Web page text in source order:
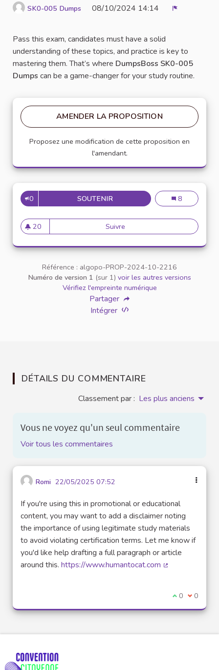
SK0-005 Dumps 08/10/2024 14:14
Pass this exam, candidates must have a solid
understanding of these topics, and practice is key to
mastering them. That’s where DumpsBoss SK0-005
Dumps can be a game-changer for your study routine.
AMENDER LA PROPOSITION
Proposez une modification de cette proposition en
l'amendant.
0 SOUTENIRACE YOUR COMPTIAAce Your
8
20
20 abonnés
Suivre Ace Your CompTIA Server+
Référence : algopo-PROP-2024-10-2216
Numéro de version 1 (sur 1) voir les autres versions
Vérifiez l'empreinte numérique
Partager
Intégrer
DÉTAILS DU COMMENTAIRE
Classement par : Les plus anciens
Vous ne voyez qu'un seul commentaire
Voir tous les commentaires
Romi 22/05/2025 07:52
If you're using this in promotional or educational
content, you may want to add a disclaimer noting
the importance of using legitimate study materials
to avoid violating certification terms. Let me know if
you'd like help drafting a full paragraph or article
around this. https://www.humantocat.com
Je suis
0 Je ne
0